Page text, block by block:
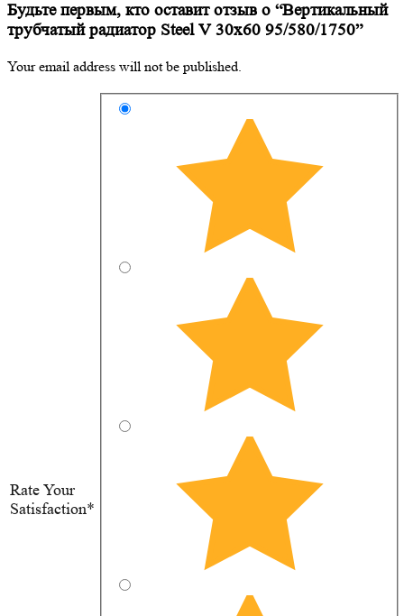
Будьте первым, кто оставит отзыв о “Вертикальный
трубчатый радиатор Steel V 30х60 95/580/1750”
Your email address will not be published.
Rate Your
Satisfaction*